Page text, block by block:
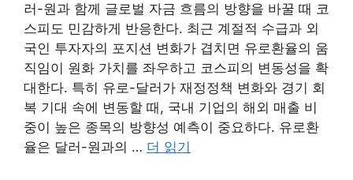
러-원과 함께 글로벌 자금 흐름의 방향을 바꿀 때 코
스피도 민감하게 반응한다. 최근 계절적 수급과 외
국인 투자자의 포지션 변화가 겹치면 유로환율의 움
직임이 원화 가치를 좌우하고 코스피의 변동성을 확
대한다. 특히 유로-달러가 재정정책 변화와 경기 회
복 기대 속에 변동할 때, 국내 기업의 해외 매출 비
중이 높은 종목의 방향성 예측이 중요하다. 유로환
율은 달러-원과의 … 더 읽기